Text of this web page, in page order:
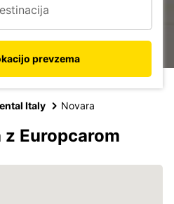
prevzema
Italy Novara
Europcarom